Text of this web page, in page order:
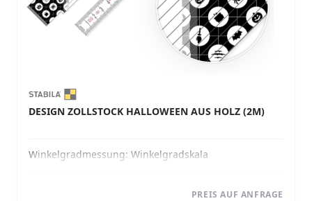
DESIGN ZOLLSTOCK HALLOWEEN AUS HOLZ (2M)
Winkelgradmessung: Winkelgradskala
PREIS AUF ANFRAGE